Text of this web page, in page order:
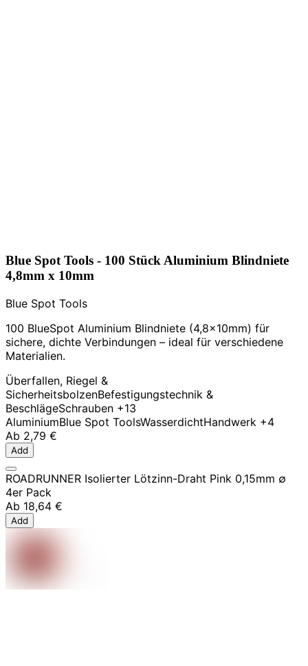
Blue Spot Tools - 100 Stück Aluminium Blindniete
4,8mm x 10mm
Blue Spot Tools
100 BlueSpot Aluminium Blindniete (4,8x10mm) für
sichere, dichte Verbindungen – ideal für verschiedene
Materialien.
Überfallen, Riegel &
SicherheitsbolzenBefestigungstechnik &
BeschlägeSchrauben +13
AluminiumBlue Spot ToolsWasserdichtHandwerk +4
Ab 2,79 €
Add
ROADRUNNER Isolierter Lötzinn-Draht Pink 0,15mm ∅
4er Pack
Ab 18,64 €
Add